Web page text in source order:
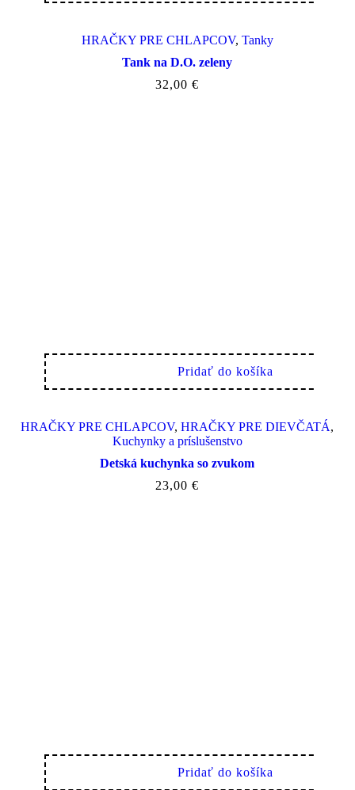
HRAČKY PRE CHLAPCOV, Tanky
Tank na D.O. zeleny
32,00 €
Pridať do košíka
HRAČKY PRE CHLAPCOV,HRAČKY PRE DIEVČATÁ,
Kuchynky a príslušenstvo
Detská kuchynka so zvukom
23,00 €
Pridať do košíka